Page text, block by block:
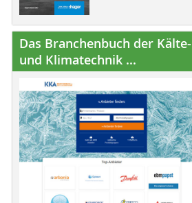
Das Branchenbuch der Kälte-
und Klimatechnik ...